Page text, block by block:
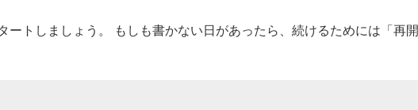
ートしましょう。 もしも書かない日があったら、続けるためには「再開